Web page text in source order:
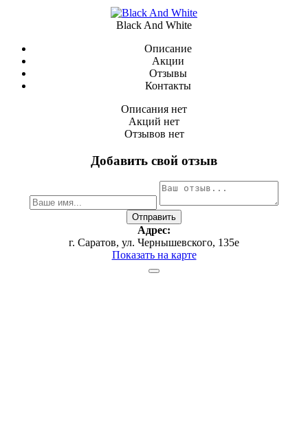
Black And White
Описание
Акции
Отзывы
Контакты
Описания нет
Акций нет
Отзывов нет
Добавить свой отзыв
Адрес:
г. Саратов, ул. Чернышевского, 135е
Показать на карте